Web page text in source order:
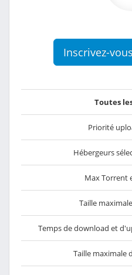
Inscrivez-
Toutes
Priorité
Hébergeurs
Max Torrent
Taille
Temps de download et
Taille maximale